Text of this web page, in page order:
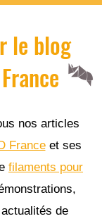
le blog
nos articles
Franceet ses
filaments pour
de